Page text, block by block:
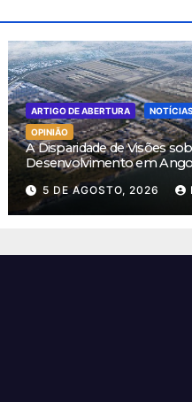
ARTIGO DE ABERTURA
NOTÍCIAS
OPINIÃO
A Disparidade de Visões
Desenvolvimento em
5 DE AGOSTO, 2026